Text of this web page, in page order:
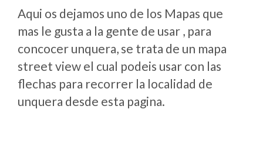
Aqui os dejamos uno de los Mapas que
mas le gusta a la gente de usar , para
concocer unquera, se trata de un mapa
street view el cual podeis usar con las
flechas para recorrer la localidad de
unquera desde esta pagina.